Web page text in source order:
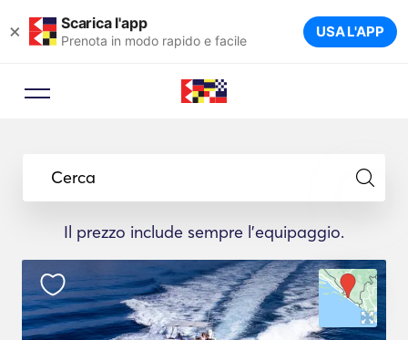
× Scarica l'app
Prenota in modo rapido e facile USA L'APP
Cerca
Il prezzo include sempre l'equipaggio.